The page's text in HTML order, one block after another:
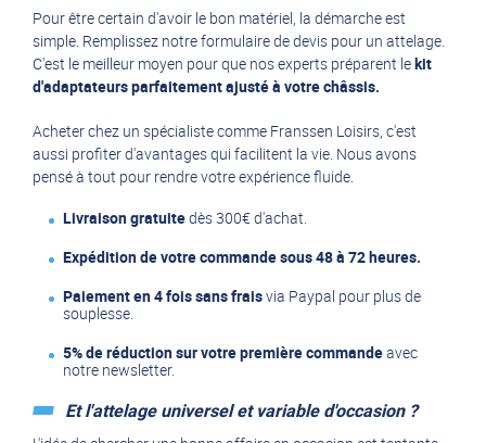
Pour être certain d'avoir le bon matériel, la démarche est
simple. Remplissez notre formulaire de devis pour un attelage.
C'est le meilleur moyen pour que nos experts préparent lekit
d'adaptateurs parfaitement ajusté à votre châssis.
Acheter chez un spécialiste comme Franssen Loisirs, c'est
aussi profiter d'avantages qui facilitent la vie. Nous avons
pensé à tout pour rendre votre expérience fluide.
Livraison gratuitedès 300€ d'achat.
Expédition de votre commande sous 48 à 72 heures.
Paiement en 4 fois sans fraisvia Paypal pour plus de
souplesse.
5% de réduction sur votre première commandeavec
notre newsletter.
Et l'attelage universel et variable d'occasion ?